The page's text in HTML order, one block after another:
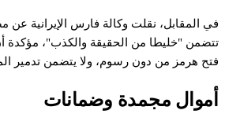
في المقابل، نقلت وكالة فارس الإيرانية عن
تتضمن "خليطا من الحقيقة والكذب"، مؤكدة أن
فتح هرمز من دون رسوم، ولا يتضمن تدمير
أموال مجمدة وضمانات